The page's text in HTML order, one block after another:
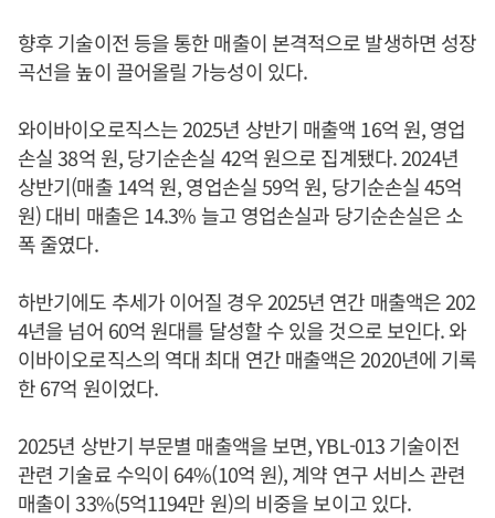
향후 기술이전 등을 통한 매출이 본격적으로 발생하면 성장
곡선을 높이 끌어올릴 가능성이 있다.
와이바이오로직스는 2025년 상반기 매출액 16억 원, 영업
손실 38억 원, 당기순손실 42억 원으로 집계됐다. 2024년
상반기(매출 14억 원, 영업손실 59억 원, 당기순손실 45억
원) 대비 매출은 14.3% 늘고 영업손실과 당기순손실은 소
폭 줄였다.
하반기에도 추세가 이어질 경우 2025년 연간 매출액은 202
4년을 넘어 60억 원대를 달성할 수 있을 것으로 보인다. 와
이바이오로직스의 역대 최대 연간 매출액은 2020년에 기록
한 67억 원이었다.
2025년 상반기 부문별 매출액을 보면, YBL-013 기술이전
관련 기술료 수익이 64%(10억 원), 계약 연구 서비스 관련
매출이 33%(5억1194만 원)의 비중을 보이고 있다.